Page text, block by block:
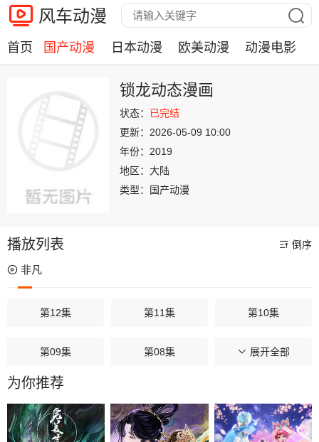
风车动漫
首页 国产动漫 日本动漫 欧美动漫 动漫电影
锁龙动态漫画
状态： 已完结
更新： 2026-05-09 10:00
年份： 2019
地区： 大陆
类型：
国产动漫
播放列表 倒序
非凡
第12集 第11集 第10集
第09集 第08集 第07集
第06集
第03集 第02集 第01集
展开全部
为你推荐